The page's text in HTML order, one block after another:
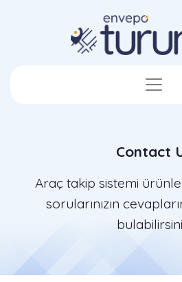
Contact
Araç takip sistemi
sorularınızın